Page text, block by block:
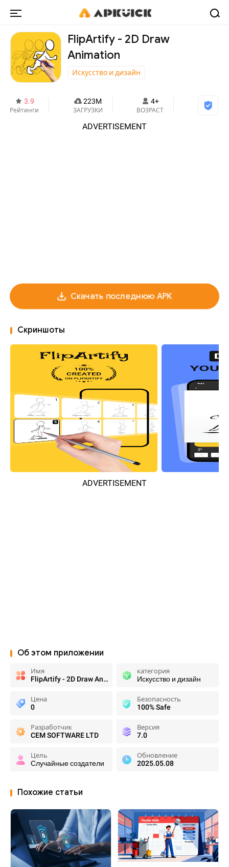
FlipArtify - 2D Draw
Animation
Искусство и дизайн
3.9
Рейтинги
223M
ЗАГРУЗКИ
4+
ВОЗРАСТ
ADVERTISEMENT
Скачать последнюю APK
Скриншоты
ADVERTISEMENT
Об этом приложении
Имя
FlipArtify - 2D Draw Animation
категория
Искусство и дизайн
Цена
0
Безопасность
100% Safe
Разработчик
CEM SOFTWARE LTD
Версия
7.0
Цель
Случайные создатели
Обновление
2025.05.08
Похожие статьи